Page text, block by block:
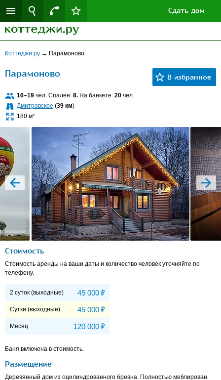
Сдать дом
Коттеджи.ру → Парамоново
Парамоново
16–19 чел. Спален: 8. На банкете: 20 чел.
Дмитровское (39 км)
180 м²
next
Стоимость
Стоимость аренды на ваши даты и количество человек уточняйте по
телефону.
2 суток (выходные) 45 000 Р
Сутки (выходные) 45 000 Р
Месяц 120 000 Р
Баня включена в стоимость.
Размещение
Деревянный дом из оцилиндрованного бревна. Полностью меблирован.